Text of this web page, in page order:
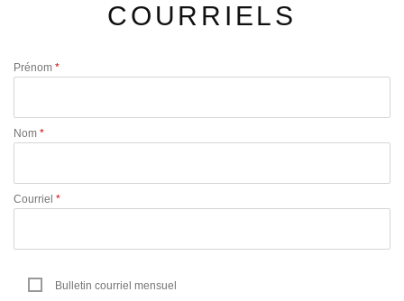
COURRIELS
Prénom *
Nom *
Courriel *
Bulletin courriel mensuel